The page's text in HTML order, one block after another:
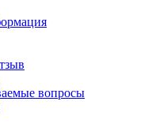
вопросы